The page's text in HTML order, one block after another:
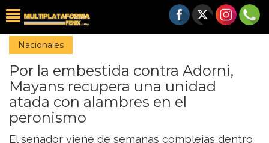
Nacionales
Por la embestida contra Adorni,
Mayans recupera una unidad
atada con alambres en el
peronismo
El senador viene de semanas complejas dentro